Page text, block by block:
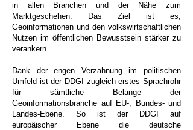
in allen Branchen und der Nähe zum
Marktgeschehen. Das Ziel ist es,
Geoinformationen und den volkswirtschaftlichen
Nutzen im öffentlichen Bewusstsein stärker zu
verankern.
Dank der engen Verzahnung im politischen
Umfeld ist der DDGI zugleich erstes Sprachrohr
für sämtliche Belange der
Geoinformationsbranche auf EU-, Bundes- und
Landes-Ebene. So ist der DDGI auf
europäischer Ebene die deutsche